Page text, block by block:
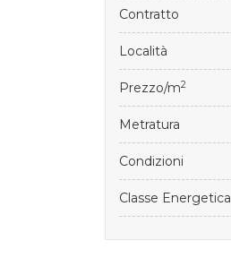
Contratto
Località
Prezzo/m2
Metratura
Condizioni
Classe Energetica